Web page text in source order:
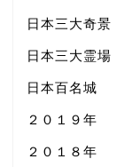
日本三大奇景
日本三大霊場
日本百名城
２０１９年
２０１８年